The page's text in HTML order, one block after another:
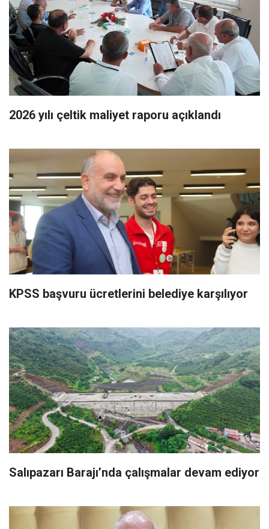
2026 yılı çeltik maliyet raporu açıklandı
KPSS başvuru ücretlerini belediye karşılıyor
Salıpazarı Barajı’nda çalışmalar devam ediyor